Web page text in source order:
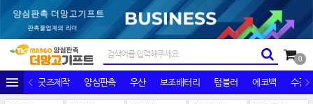
0
굿즈제작 양심판촉 우산 보조배터리 텀블러 에코백 수건/